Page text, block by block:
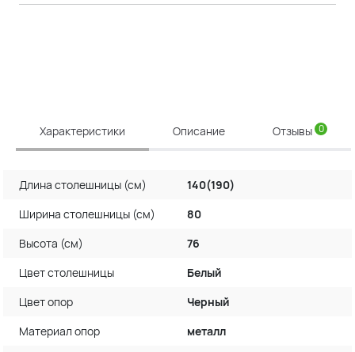
Характеристики Описание Отзывы 0
Длина столешницы (см)
140(190)
Ширина столешницы (см)
80
Высота (см)
76
Цвет столешницы
Белый
Цвет опор
Черный
Материал опор
металл